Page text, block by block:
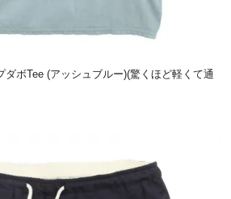
ボTee (アッシュブルー)(驚くほど軽くて通